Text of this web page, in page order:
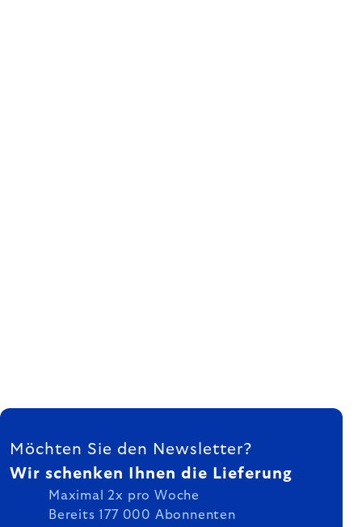
FUSSZEILE
Möchten Sie den Newsletter?
Wir schenken Ihnen die Lieferung
Maximal 2x pro Woche
Bereits 177 000 Abonnenten